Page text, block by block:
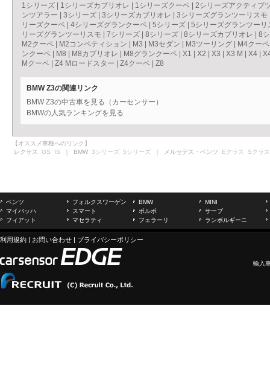
1シリーズ
1シリーズカブリオレ 1シリーズクーペ
2シリーズアクティブ
ンツアラー
3シリーズ 3シリーズカブリオレ 3シリーズグランツーリスモ
リーズクーペ
4シリーズグランクーペ 5シリーズ
5シリーズグランツーリ
リーズグランツーリスモ
7シリーズ 8シリーズ 8シリーズカブリオレ
8
M2クーペ
M2コンペティション M3 M3セダン M3ツーリング M4クーペ
ンクーペ
M8 M8カブリオレ M8グランクーペ X1 X2 X3 X3 M X4
Mクーペ
Z4 Mロードスター Z4クーペ Z8
BMW Z3の関連リンク
BMW Z3の中古車を見る（カーセンサー）
BMWの人気ランキングを見る
【オススメ車種へのリンク】
レクサス GS IS ｜ BMW 3シリーズ 5シリーズ ｜ メルセデス・ベンツ Eクラス Sクラス
ベンツ フォルクスワーゲン BMW
MINI
マイバッハ
スマート ボルボ
サーブ
フィアット
マセラティ フェラーリ ランボルギーニ
利用規約 | お問い合わせ | プライバシーポリシー
輸入